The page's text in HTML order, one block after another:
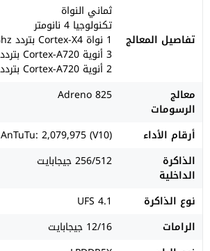
تفاصيل المعالج
ثماني النواة
تكنولوجيا 4 نانومتر
1 نواة Cortex-X4 بتردد 3.21Ghz
3 أنوية Cortex-A720 بتردد 2.8GHz
2 أنوية Cortex-A720 بتردد 2.0GHz
معالج
الرسومات
Adreno 825
أرقام الأداء
AnTuTu: 2,079,975 (V10)
الذاكرة
الداخلية
256/512 جيجابايت
نوع الذاكرة
UFS 4.1
الرامات
12/16 جيجابايت